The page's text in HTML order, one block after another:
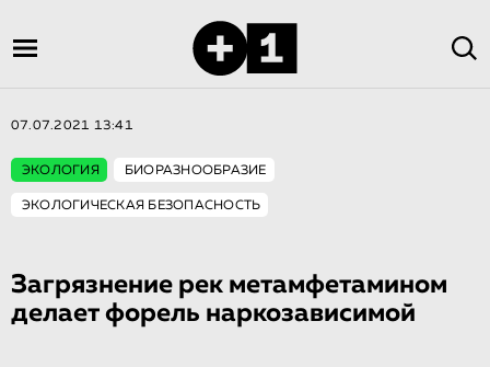
07.07.2021 13:41
ЭКОЛОГИЯ БИОРАЗНООБРАЗИЕ
ЭКОЛОГИЧЕСКАЯ БЕЗОПАСНОСТЬ
Загрязнение рек метамфетамином
делает форель наркозависимой